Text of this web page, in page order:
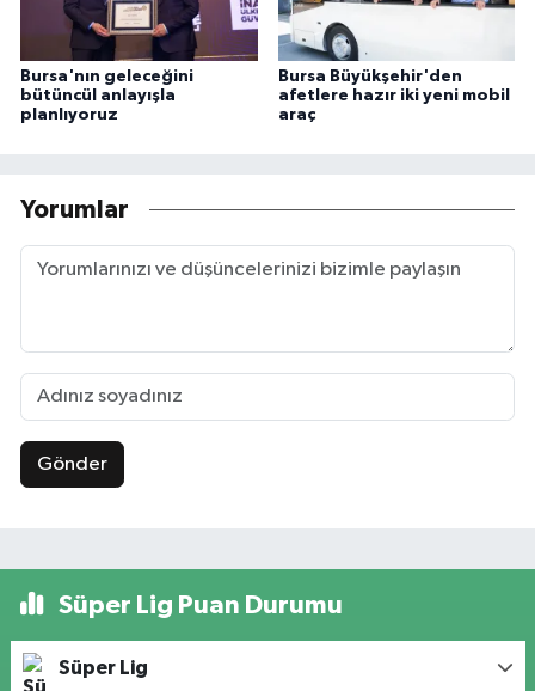
Bursa'nın geleceğini
bütüncül anlayışla
planlıyoruz
Bursa Büyükşehir'den
afetlere hazır iki yeni mobil
araç
Yorumlar
Gönder
Süper Lig Puan Durumu
Süper Lig